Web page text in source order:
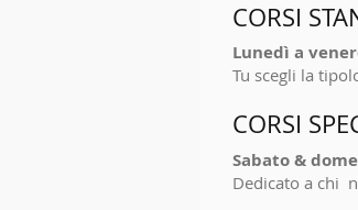
CORSI
Lunedì a
Tu scegli la
CORSI
Sabato &
Dedicato a chi